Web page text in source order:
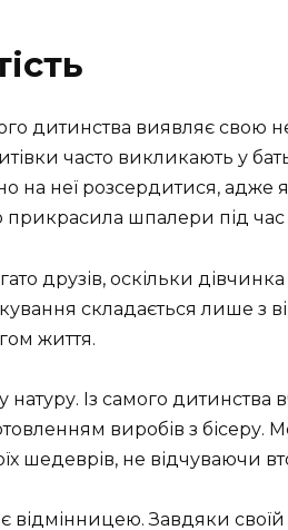
дитинства виявляє свою
часто викликають у
на неї розсердитися, адже
шпалери під час їх
друзів, оскільки
складається лише
життя.
натуру. Із самого дитинства
виробів з бісеру.
шедеврів, не відчуваючи
Завдяки своїй